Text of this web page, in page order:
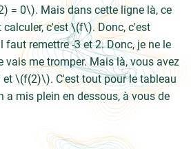
= 0\). Mais dans cette ligne là, ce
c'est \(f\). Donc, c'est
remettre -3 et 2. Donc, je ne le
vais me tromper. Mais là, vous avez
\(f(2)\). C'est tout pour le tableau
a mis plein en dessous, à vous de